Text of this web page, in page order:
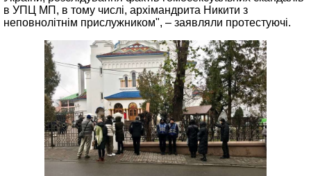
в УПЦ МП, в тому числі, архімандрита Никити з
неповнолітнім прислужником", – заявляли протестуючі.